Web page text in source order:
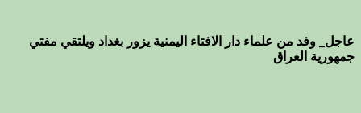
عاجل_ وفد من علماء دار الافتاء اليمنية يزور بغداد ويلتقي مفتي
جمهورية العراق